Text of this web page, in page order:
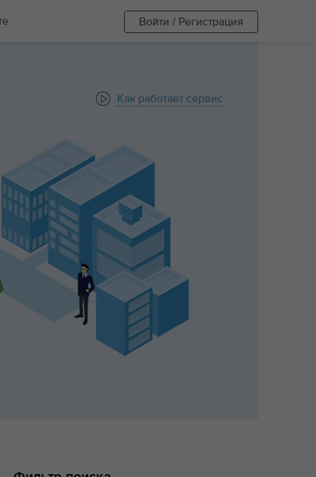
Войти / Регистрация
Как работает сервис